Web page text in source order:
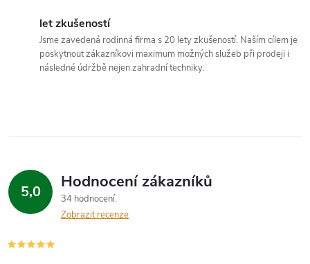
y
v
ý
p
i
let zkušeností
Jsme zavedená rodinná firma s 20 lety zkušeností. Naším cílem je
poskytnout zákazníkovi maximum možných služeb při prodeji i
následné údržbě nejen zahradní techniky.
5,0 Hodnocení zákazníků
34 hodnocení
Zobrazit recenze